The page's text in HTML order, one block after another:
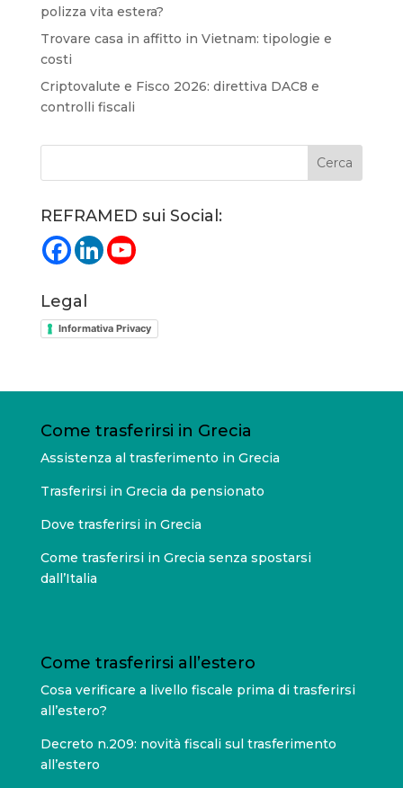
polizza vita estera?
Trovare casa in affitto in Vietnam: tipologie e
costi
Criptovalute e Fisco 2026: direttiva DAC8 e
controlli fiscali
REFRAMED sui Social:
Legal
Informativa Privacy
Come trasferirsi in Grecia
Assistenza al trasferimento in Grecia
Trasferirsi in Grecia da pensionato
Dove trasferirsi in Grecia
Come trasferirsi in Grecia senza spostarsi
dall’Italia
Come trasferirsi all’estero
Cosa verificare a livello fiscale prima di trasferirsi
all’estero?
Decreto n.209: novità fiscali sul trasferimento
all’estero